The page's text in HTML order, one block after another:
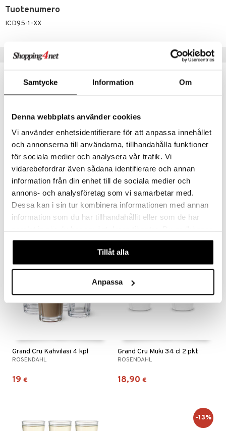
Samtycke Information Om
Denna webbplats använder cookies
Vi använder enhetsidentifierare för att anpassa innehållet
och annonserna till användarna, tillhandahålla funktioner
för sociala medier och analysera vår trafik. Vi
vidarebefordrar även sådana identifierare och annan
information från din enhet till de sociala medier och
annons- och analysföretag som vi samarbetar med.
Dessa kan i sin tur kombinera informationen med annan
information som du har tillhandahållit eller som de har
våra cookies vid fortsatt användande av vår webbplats.
Tillåt alla
Anpassa
Tuotenumero
ICD95-1-XX
Grand Cru Hot drink 2-pack
ROSENDAHL
16,90
ROSENDAHL
18,90
Grand Cru Kahvilasi 4 kpl
ROSENDAHL
19 €
Grand Cru Muki 34 cl 2 pkt
ROSENDAHL
18,90 €
-13%